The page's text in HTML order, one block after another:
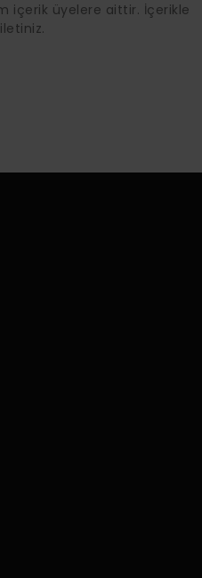
içerik üyelere aittir. İçerikle